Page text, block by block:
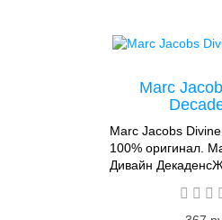
Marc
Marc Jacobs
100% оригинал.
Дивайн
Decadence -
великолепие